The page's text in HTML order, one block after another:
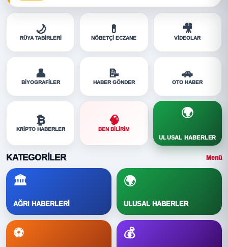
🌙
RÜYA TABIRLERI
💊
NÖBETÇI ECZANE
🎥
VIDEOLAR
👤
BIYOGRAFILER
📝
HABER GÖNDER
🚗
OTO HABER
₿
KRIPTO HABERLER
🧠
BEN BILIRIM
🌍
ULUSAL HABERLER
KATEGORILER Menü
🏛️
AĞRI HABERLERI
🌍
ULUSAL HABERLER
⚽ 💰